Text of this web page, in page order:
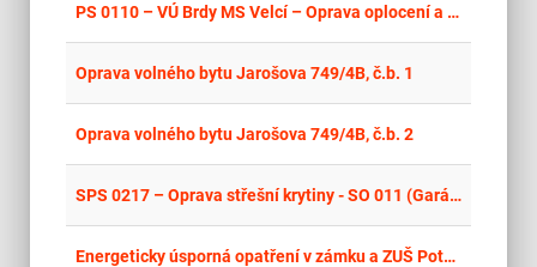
PS 0110 – VÚ Brdy MS Velcí – Oprava oplocení a skladové haly
Oprava volného bytu Jarošova 749/4B, č.b. 1
Oprava volného bytu Jarošova 749/4B, č.b. 2
SPS 0217 – Oprava střešní krytiny - SO 011 (Garáž kolové techniky, STK) kas. Klokoty Tábor
Energeticky úsporná opatření v zámku a ZUŠ Potštát